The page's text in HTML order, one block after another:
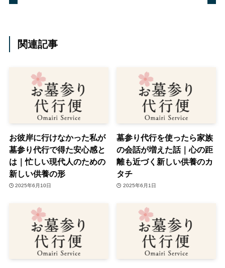
関連記事
お彼岸に行けなかった私が
墓参り代行で得た安心感と
は｜忙しい現代人のための
新しい供養の形
2025年6月10日
墓参り代行を使ったら家族
の会話が増えた話｜心の距
離も近づく新しい供養のカ
タチ
2025年6月1日